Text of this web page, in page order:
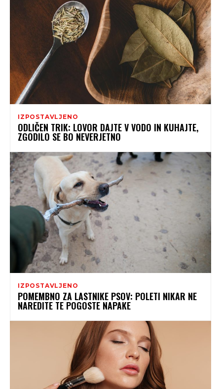
IZPOSTAVLJENO
ODLIČEN TRIK: LOVOR DAJTE V VODO IN KUHAJTE,
ZGODILO SE BO NEVERJETNO
IZPOSTAVLJENO
POMEMBNO ZA LASTNIKE PSOV: POLETI NIKAR NE
NAREDITE TE POGOSTE NAPAKE